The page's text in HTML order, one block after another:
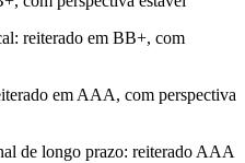
reiterado em BB+, com
em AAA, com perspectiva
de longo prazo: reiterado AAA